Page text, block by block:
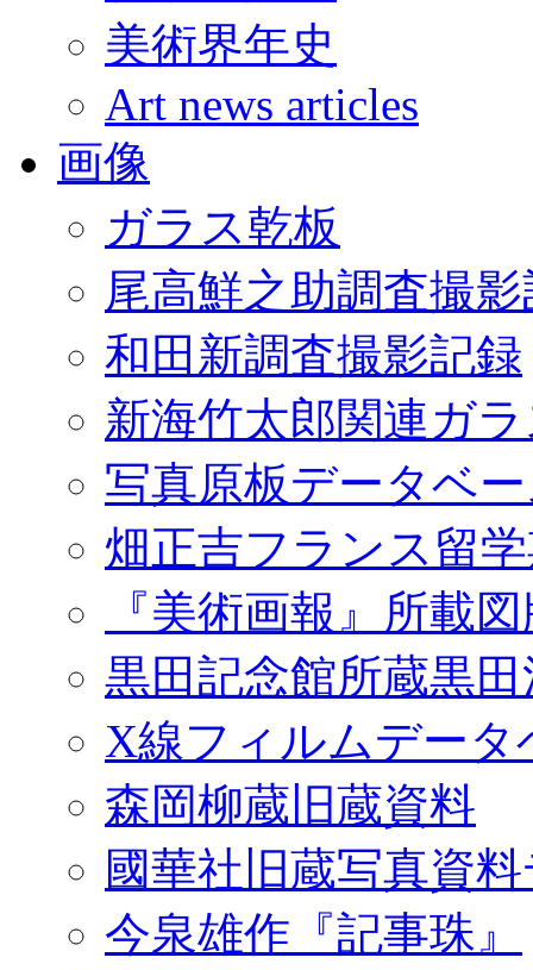
美術界年史
Art news articles
画像
ガラス乾板
尾高鮮之助調査撮
和田新調査撮影記録
新海竹太郎関連ガ
写真原板データベ
畑正吉フランス留
『美術画報』所載
黒田記念館所蔵黒
X線フィルムデータ
森岡柳蔵旧蔵資料
國華社旧蔵写真資
今泉雄作『記事珠』